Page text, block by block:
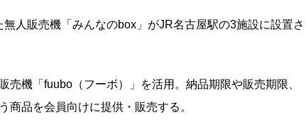
人販売機「みんなのbox」がJR名古屋駅の3施設に設置さ
機「fuubo（フーボ）」を活用。納品期限や販売期限、
商品を会員向けに提供・販売する。